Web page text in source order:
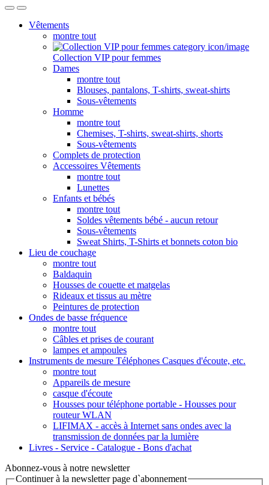
Vêtements
montre tout
Collection VIP pour femmes
Dames
montre tout
Blouses, pantalons, T-shirts, sweat-shirts
Sous-vêtements
Homme
montre tout
Chemises, T-shirts, sweat-shirts, shorts
Sous-vêtements
Complets de protection
Accessoires Vêtements
montre tout
Lunettes
Enfants et bébés
montre tout
Soldes vêtements bébé - aucun retour
Sous-vêtements
Sweat Shirts, T-Shirts et bonnets coton bio
Lieu de couchage
montre tout
Baldaquin
Housses de couette et matgelas
Rideaux et tissus au mètre
Peintures de protection
Ondes de basse fréquence
montre tout
Câbles et prises de courant
lampes et ampoules
Instruments de mesure Téléphones Casques d'écoute, etc.
montre tout
Appareils de mesure
casque d'écoute
Housses pour téléphone portable - Housses pour
routeur WLAN
LIFIMAX - accès à Internet sans ondes avec la
transmission de données par la lumière
Livres - Service - Catalogue - Bons d'achat
Abonnez-vous à notre newsletter
Continuer à la newsletter page d`abonnement